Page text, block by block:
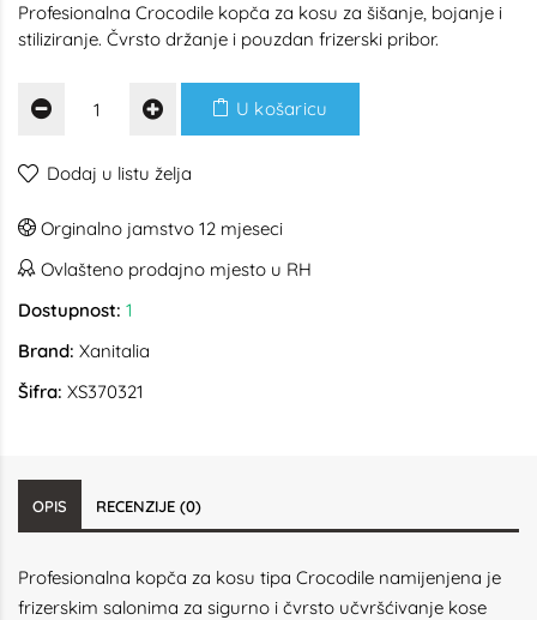
Profesionalna Crocodile kopča za kosu za šišanje, bojanje i
stiliziranje. Čvrsto držanje i pouzdan frizerski pribor.
U košaricu
Dodaj u listu želja
Orginalno jamstvo 12 mjeseci
Ovlašteno prodajno mjesto u RH
Dostupnost: 1
Brand: Xanitalia
Šifra: XS370321
OPIS RECENZIJE (0)
Profesionalna kopča za kosu tipa Crocodile namijenjena je
frizerskim salonima za sigurno i čvrsto učvršćivanje kose